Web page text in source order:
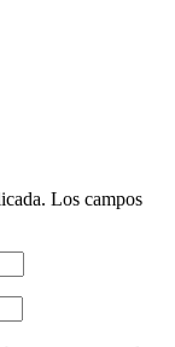
Los campos